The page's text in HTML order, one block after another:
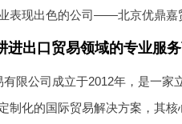
表现出色的公司——北京优鼎嘉
进出口贸易领域的专业服
限公司成立于2012年，是一
制化的国际贸易解决方案，其